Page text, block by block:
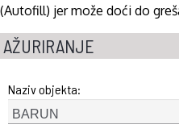
(Autofill) jer može doći do
AŽURIRANJE
Naziv objekta: